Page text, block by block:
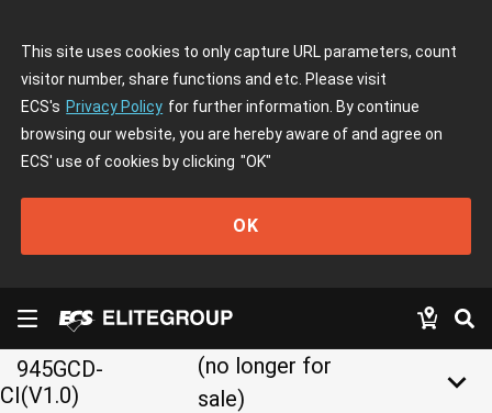
This site uses cookies to only capture URL parameters, count
visitor number, share functions and etc. Please visit
ECS's Privacy Policy for further information. By continue
browsing our website, you are hereby aware of and agree on
ECS' use of cookies by clicking "OK"
OK
945GCD-
CI(V1.0)
(no longer for
sale)
keyboard_arrow_down